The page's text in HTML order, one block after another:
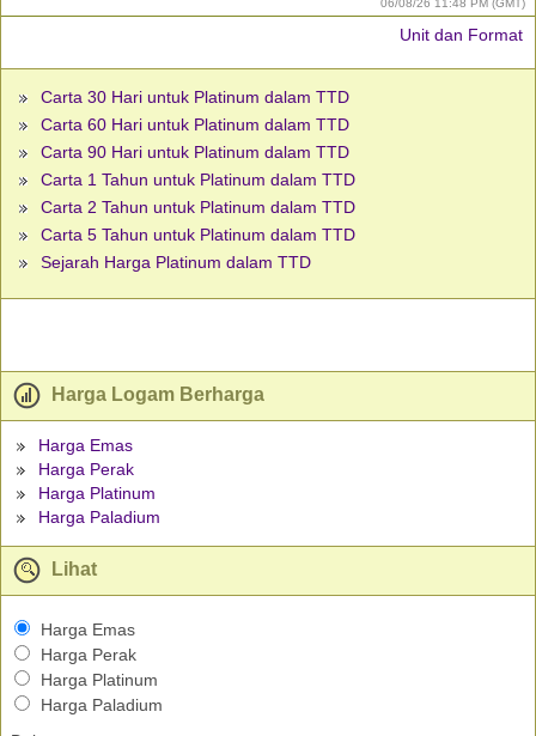
06/08/26 11:48 PM (GMT)
Unit dan Format
Carta 30 Hari untuk Platinum dalam TTD
Carta 60 Hari untuk Platinum dalam TTD
Carta 90 Hari untuk Platinum dalam TTD
Carta 1 Tahun untuk Platinum dalam TTD
Carta 2 Tahun untuk Platinum dalam TTD
Carta 5 Tahun untuk Platinum dalam TTD
Sejarah Harga Platinum dalam TTD
Harga Logam Berharga
Harga Emas
Harga Perak
Harga Platinum
Harga Paladium
Lihat
Harga Emas
Harga Perak
Harga Platinum
Harga Paladium